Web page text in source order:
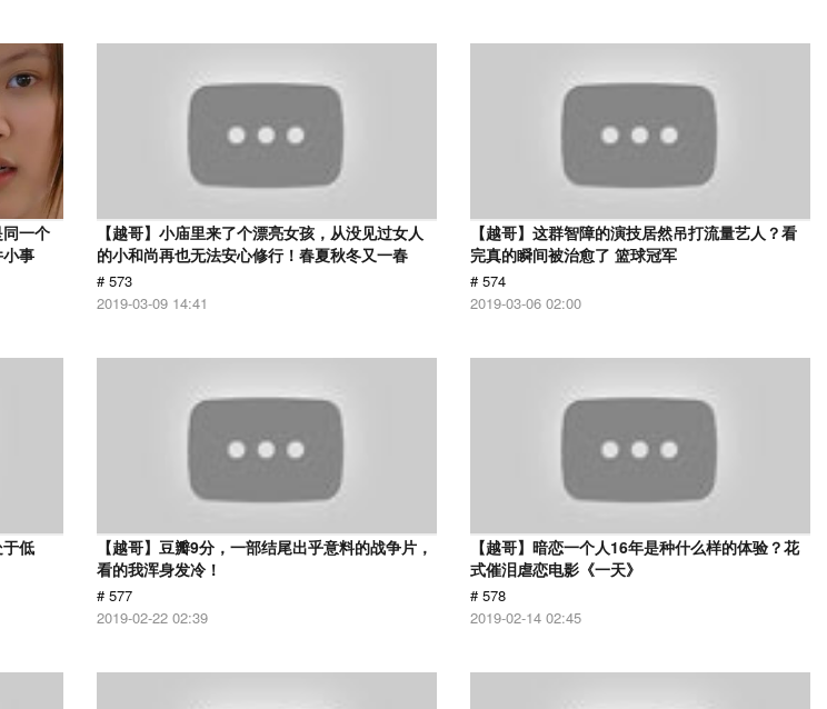
同一个
事
【越哥】小庙里来了个漂亮女孩，从没见过女人
的小和尚再也无法安心修行！春夏秋冬又一春
# 573
2019-03-09 14:41
【越哥】这群智障的演技居然吊打流量艺人？看
完真的瞬间被治愈了 篮球冠军
# 574
2019-03-06 02:00
于低
【越哥】豆瓣9分，一部结尾出乎意料的战争片，
看的我浑身发冷！
# 577
2019-02-22 02:39
【越哥】暗恋一个人16年是种什么样的体验？花
式催泪虐恋电影《一天》
# 578
2019-02-14 02:45